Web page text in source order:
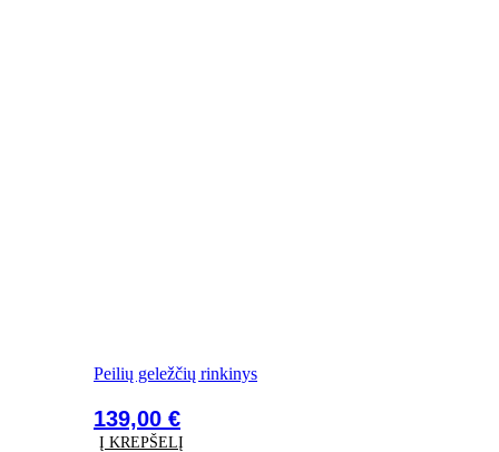
Peilių geležčių rinkinys
139,00 €
Į KREPŠELĮ